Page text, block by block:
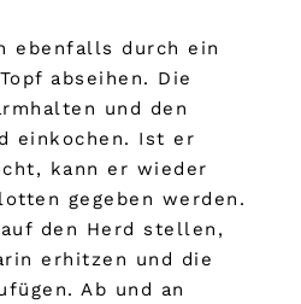
ebenfalls durch ein
abseihen. Die
und den
einkochen. Ist er
kann er wieder
gegeben werden.
den Herd stellen,
erhitzen und die
Ab und an